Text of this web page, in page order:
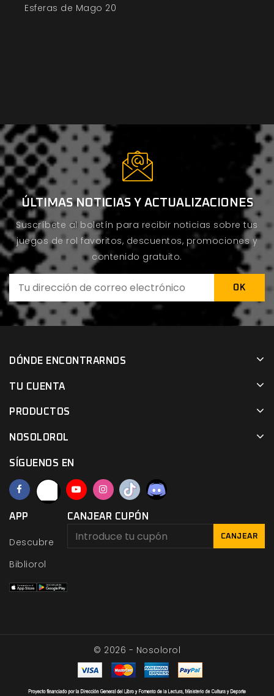
Esferas de Mago 20
ÚLTIMAS NOTICIAS Y ACTUALIZACIONES
Suscríbete al boletín para recibir noticias sobre tus
juegos de rol favoritos, descuentos, promociones y
contenido gratuito.
DÓNDE ENCONTRARNOS
TU CUENTA
PRODUCTOS
NOSOLOROL
SÍGUENOS EN
APP
Descubre
Bibliorol
CANJEAR CUPÓN
CANJEAR
© 2026 - Nosolorol